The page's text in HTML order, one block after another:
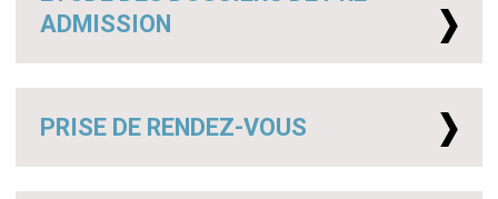
ADMISSION
PRISE DE RENDEZ-VOUS